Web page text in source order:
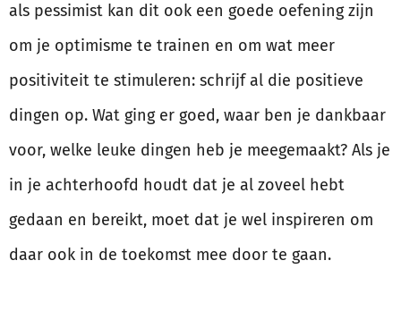
als pessimist kan dit ook een goede oefening zijn
om je optimisme te trainen en om wat meer
positiviteit te stimuleren: schrijf al die positieve
dingen op. Wat ging er goed, waar ben je dankbaar
voor, welke leuke dingen heb je meegemaakt? Als je
in je achterhoofd houdt dat je al zoveel hebt
gedaan en bereikt, moet dat je wel inspireren om
daar ook in de toekomst mee door te gaan.